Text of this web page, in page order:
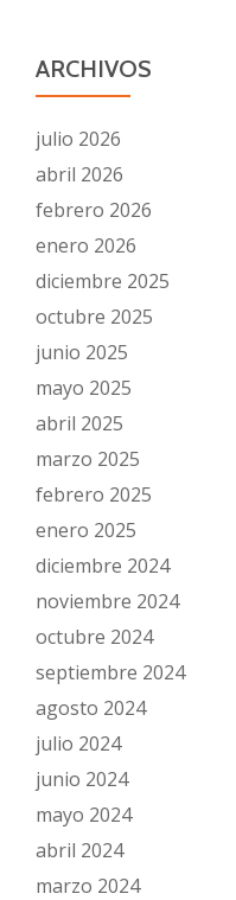
ARCHIVOS
julio 2026
abril 2026
febrero 2026
enero 2026
diciembre 2025
octubre 2025
junio 2025
mayo 2025
abril 2025
marzo 2025
febrero 2025
enero 2025
diciembre 2024
noviembre 2024
octubre 2024
septiembre 2024
agosto 2024
julio 2024
junio 2024
mayo 2024
abril 2024
marzo 2024